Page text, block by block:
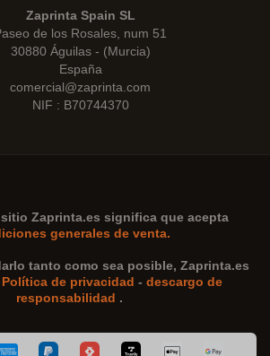
Zaprinta Spain SL
de los Rosales, num 51
30880 Águilas - (Murcia)
España
comercial@zaprinta.com
NIF : B70744370
Zaprinta.es significa que acepta
generales de venta.
tanto como sea posible, Zaprinta.es
Política de privacidad - descargo de
responsabilidad .